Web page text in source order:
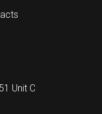
Unit C